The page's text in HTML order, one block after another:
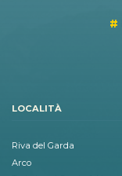
LOCALITÀ
Riva del Garda
Arco